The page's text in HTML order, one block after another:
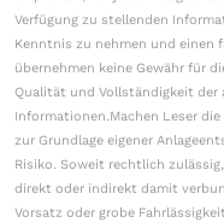
Verfügung zu stellenden
Kenntnis zu nehmen und einen
übernehmen keine Gewähr für
Qualität und Vollständigkeit der
Informationen.Machen Leser
zur Grundlage eigener
Risiko. Soweit rechtlich
direkt oder indirekt damit
Vorsatz oder grobe